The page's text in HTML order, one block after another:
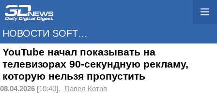
НОВОСТИ SOFTWARE
YouTube начал показывать на
телевизорах 90-секундную рекламу,
которую нельзя пропустить
08.04.2026 [10:40], Павел Котов